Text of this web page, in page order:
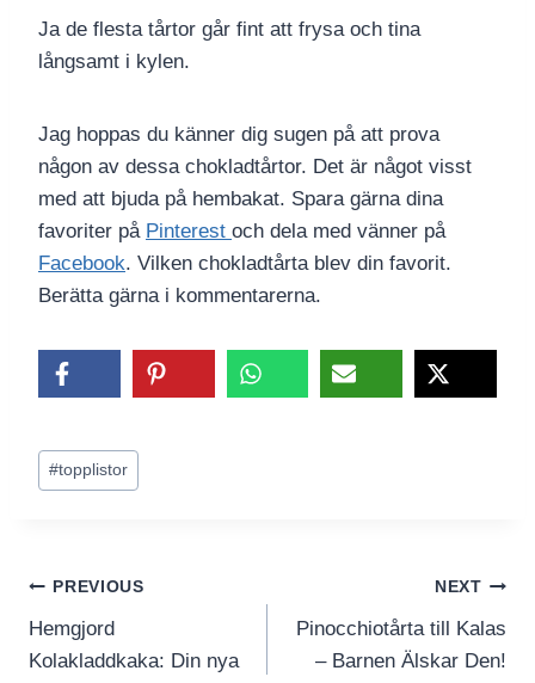
Ja de flesta tårtor går fint att frysa och tina
långsamt i kylen.
Jag hoppas du känner dig sugen på att prova
någon av dessa chokladtårtor. Det är något visst
med att bjuda på hembakat. Spara gärna dina
favoriter på Pinterest och dela med vänner på
Facebook. Vilken chokladtårta blev din favorit.
Berätta gärna i kommentarerna.
Post
Tags:
#topplistor
Inläggsnavigering
PREVIOUS
Hemgjord
Kolakladdkaka: Din nya
NEXT
Pinocchiotårta till Kalas
– Barnen Älskar Den!